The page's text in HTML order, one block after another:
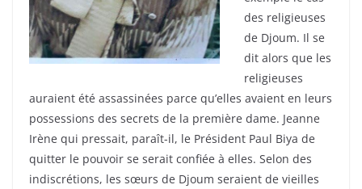
des religieuses
de Djoum. Il se
dit alors que les
religieuses
auraient été assassinées parce qu’elles avaient en leurs
possessions des secrets de la première dame. Jeanne
Irène qui pressait, paraît-il, le Président Paul Biya de
quitter le pouvoir se serait confiée à elles. Selon des
indiscrétions, les sœurs de Djoum seraient de vieilles